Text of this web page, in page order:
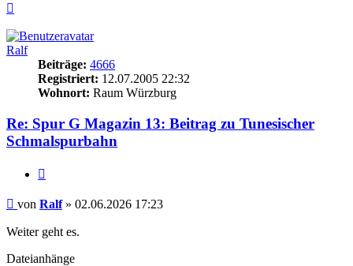
Ralf
Beiträge: 4666
Registriert: 12.07.2005 22:32
Wohnort: Raum Würzburg
Re: Spur G Magazin 13: Beitrag zu Tunesischer
Schmalspurbahn
Beitrag
von Ralf» 02.06.2026 17:23
Weiter geht es.
Dateianhänge